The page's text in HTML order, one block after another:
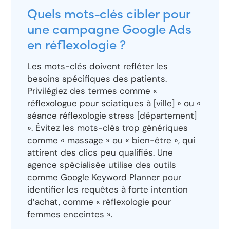
Quels mots-clés cibler pour
une campagne Google Ads
en réflexologie ?
Les mots-clés doivent refléter les
besoins spécifiques des patients.
Privilégiez des termes comme «
réflexologue pour sciatiques à [ville] » ou «
séance réflexologie stress [département]
». Évitez les mots-clés trop génériques
comme « massage » ou « bien-être », qui
attirent des clics peu qualifiés. Une
agence spécialisée utilise des outils
comme Google Keyword Planner pour
identifier les requêtes à forte intention
d’achat, comme « réflexologie pour
femmes enceintes ».